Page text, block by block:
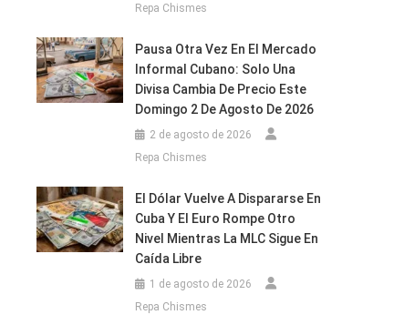
Repa Chismes
Pausa Otra Vez En El Mercado
Informal Cubano: Solo Una
Divisa Cambia De Precio Este
Domingo 2 De Agosto De 2026
2 de agosto de 2026
Repa Chismes
El Dólar Vuelve A Dispararse En
Cuba Y El Euro Rompe Otro
Nivel Mientras La MLC Sigue En
Caída Libre
1 de agosto de 2026
Repa Chismes